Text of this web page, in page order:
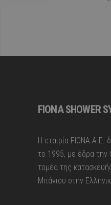
FIONA SHOWER
H εταιρία FIONA A.E.
το 1995, με έδρα την
τομέα της
Μπάνιου στην